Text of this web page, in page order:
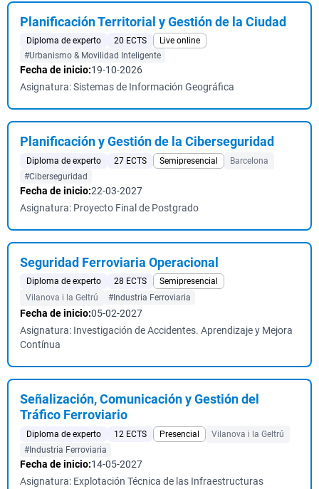
Planificación Territorial y Gestión de la Ciudad
Diploma de experto 20 ECTS
Live online
#Urbanismo & Movilidad Inteligente
Fecha de inicio:19-10-2026
Asignatura: Sistemas de Información Geográfica
Planificación y Gestión de la Ciberseguridad
Diploma de experto 27 ECTS Semipresencial
Barcelona
#Ciberseguridad
Fecha de inicio:22-03-2027
Asignatura: Proyecto Final de Postgrado
Seguridad Ferroviaria Operacional
Diploma de experto 28 ECTS
Semipresencial
Vilanova i la Geltrú
#Industria Ferroviaria
Fecha de inicio:05-02-2027
Asignatura: Investigación de Accidentes. Aprendizaje y Mejora
Contínua
Señalización, Comunicación y Gestión del
Tráfico Ferroviario
Diploma de experto 12 ECTS Presencial
Vilanova i la Geltrú
#Industria Ferroviaria
Fecha de inicio:14-05-2027
Asignatura: Explotación Técnica de las Infraestructuras